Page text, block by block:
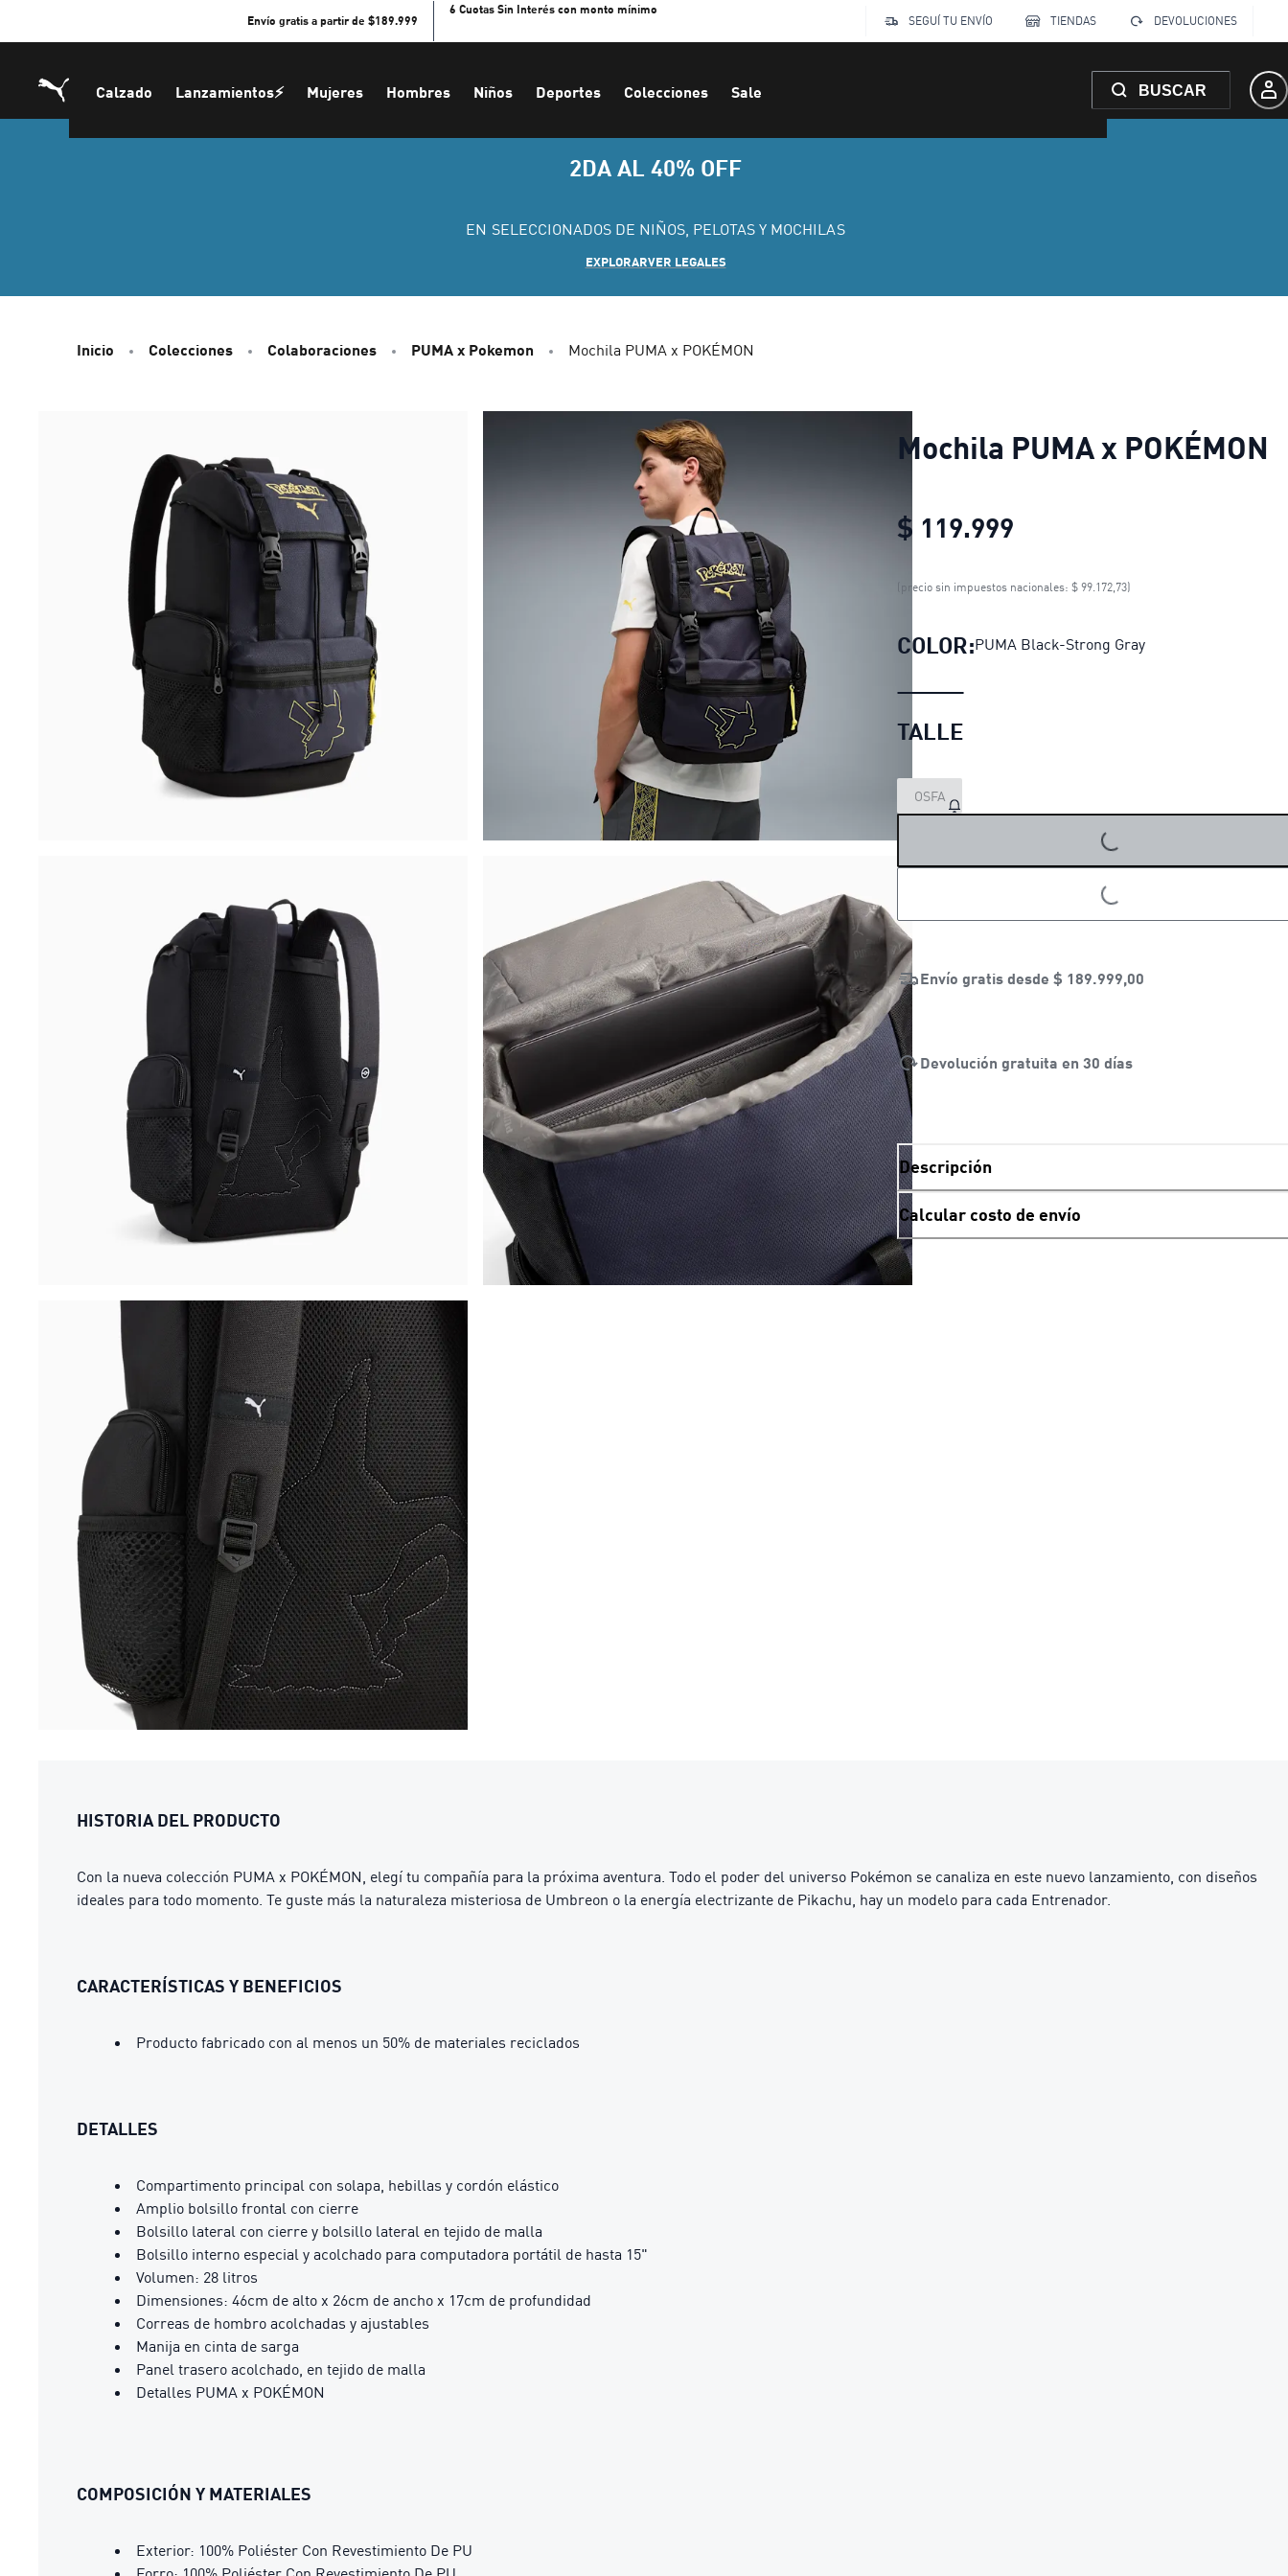
Envío gratis a partir de $189.999
6 Cuotas Sin Interés con monto mínimo
SEGUÍ TU ENVÍO
TIENDAS DEVOLUCIONES
Calzado Lanzamientos⚡ Mujeres Hombres Niños Deportes Colecciones Sale BUSCAR
2DA AL 40% OFF
EN SELECCIONADOS DE NIÑOS, PELOTAS Y MOCHILAS
EXPLORARVER LEGALES
Inicio Colecciones Colaboraciones PUMA x Pokemon Mochila PUMA x POKÉMON
Mochila PUMA x POKÉMON
$ 119.999
Mochila PUMA x
(precio sin impuestos nacionales: $ 99.172,73)
COLOR:PUMA Black-Strong Gray
TALLE
OSFA
LOADING...
LOADING...
Envío gratis desde $ 189.999,00
Devolución gratuita en 30 días
Descripción
Calcular costo de envío
HISTORIA DEL PRODUCTO
Con la nueva colección PUMA x POKÉMON, elegí tu compañía para la próxima aventura. Todo el poder del universo Pokémon se canaliza en este nuevo lanzamiento, con diseños
ideales para todo momento. Te guste más la naturaleza misteriosa de Umbreon o la energía electrizante de Pikachu, hay un modelo para cada Entrenador.
CARACTERÍSTICAS Y BENEFICIOS
Producto fabricado con al menos un 50% de materiales reciclados
DETALLES
Compartimento principal con solapa, hebillas y cordón elástico
Amplio bolsillo frontal con cierre
Bolsillo lateral con cierre y bolsillo lateral en tejido de malla
Bolsillo interno especial y acolchado para computadora portátil de hasta 15"
Volumen: 28 litros
Dimensiones: 46cm de alto x 26cm de ancho x 17cm de profundidad
Correas de hombro acolchadas y ajustables
Manija en cinta de sarga
Panel trasero acolchado, en tejido de malla
Detalles PUMA x POKÉMON
COMPOSICIÓN Y MATERIALES
Exterior: 100% Poliéster Con Revestimiento De PU